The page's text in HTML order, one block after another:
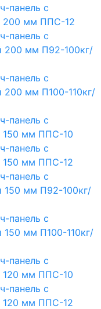
панель с
200 мм ППС-12
панель с
200 мм П92-100кг/
панель с
200 мм П100-110кг/
панель с
150 мм ППС-10
панель с
150 мм ППС-12
панель с
150 мм П92-100кг/
панель с
150 мм П100-110кг/
панель с
120 мм ППС-10
панель с
120 мм ППС-12